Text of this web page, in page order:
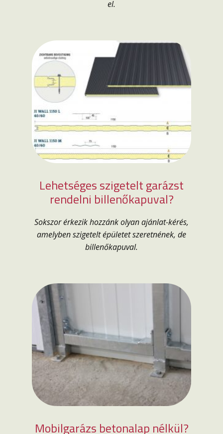
el.
Lehetséges szigetelt garázst
rendelni billenőkapuval?
Sokszor érkezik hozzánk olyan ajánlat-kérés,
amelyben szigetelt épületet szeretnének, de
billenőkapuval.
Mobilgarázs betonalap nélkül?